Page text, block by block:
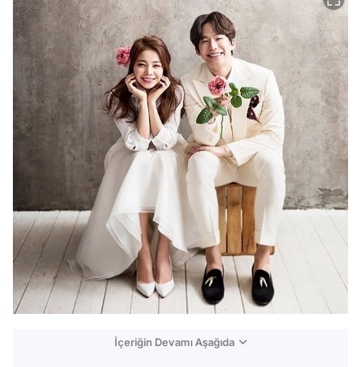
İçeriğin Devamı Aşağıda